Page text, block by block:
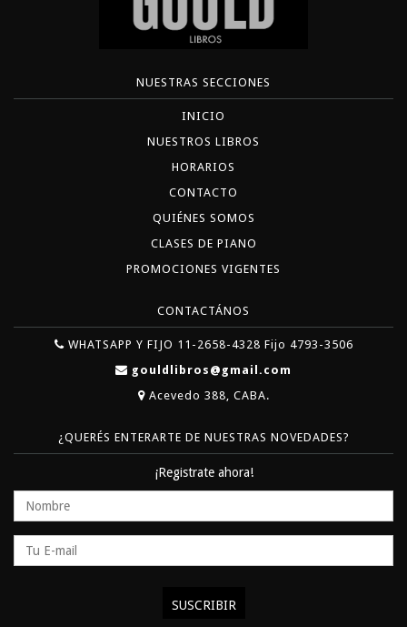
NUESTRAS SECCIONES
INICIO
NUESTROS LIBROS
HORARIOS
CONTACTO
QUIÉNES SOMOS
CLASES DE PIANO
PROMOCIONES VIGENTES
CONTACTÁNOS
WHATSAPP Y FIJO 11-2658-4328 Fijo 4793-3506
gouldlibros@gmail.com
Acevedo 388, CABA.
¿QUERÉS ENTERARTE DE NUESTRAS NOVEDADES?
¡Registrate ahora!